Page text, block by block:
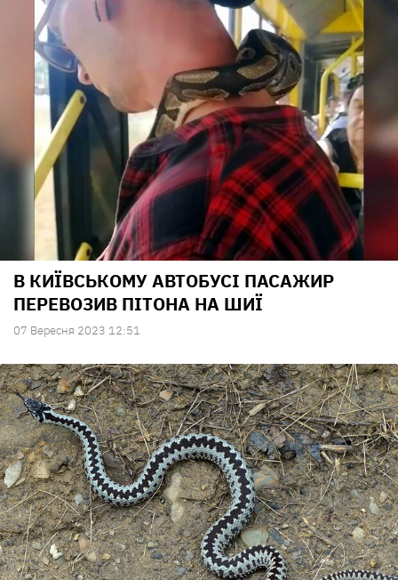
В КИЇВСЬКОМУ АВТОБУСІ ПАСАЖИР
ПЕРЕВОЗИВ ПІТОНА НА ШИЇ
07 Вересня 2023 12:51